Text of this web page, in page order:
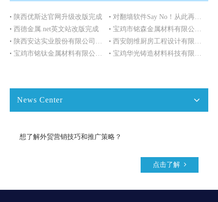
陕西优斯达官网升级改版完成
对翻墙软件Say No！从此再也不用找梯子了，Easytogo - 只属于外贸人的营销工具
西德金属.net英文站改版完成
宝鸡市铭森金属材料有限公司网站改版完成
陕西安达实业股份有限公司官网正式上线
西安朗维厨房工程设计有限公司网站将于近日上线
宝鸡市铭钛金属材料有限公司签约SEO基础服务包
宝鸡华光铸造材料科技有限公司中文网站改版完成
News Center
想了解外贸营销技巧和推广策略？
点击了解